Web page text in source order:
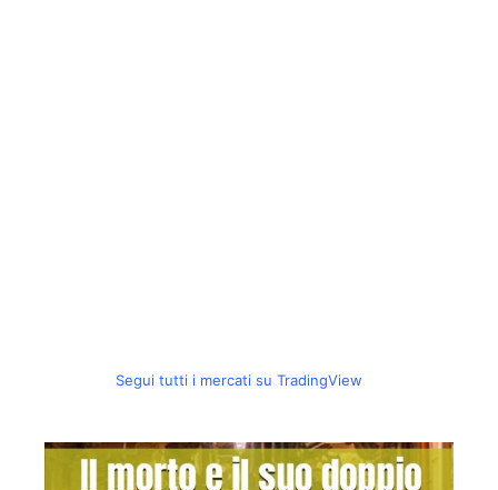
Segui tutti i mercati su TradingView